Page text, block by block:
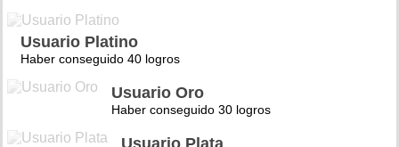
Usuario Platino
Haber conseguido 40 logros
Usuario Oro
Haber conseguido 30 logros
Usuario Plata